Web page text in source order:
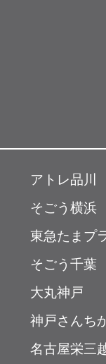
アトレ品川
そごう横浜
東急たまプ
そごう千葉
大丸神戸
神戸さんち
名古屋栄三